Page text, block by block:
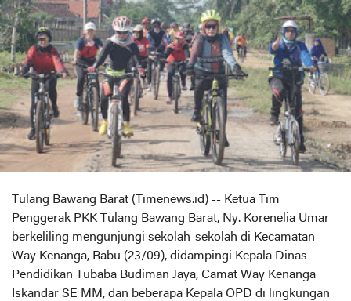
Tulang Bawang Barat (Timenews.id) -- Ketua Tim
Penggerak PKK Tulang Bawang Barat, Ny. Korenelia Umar
berkeliling mengunjungi sekolah-sekolah di Kecamatan
Way Kenanga, Rabu (23/09), didampingi Kepala Dinas
Pendidikan Tubaba Budiman Jaya, Camat Way Kenanga
Iskandar SE MM, dan beberapa Kepala OPD di lingkungan